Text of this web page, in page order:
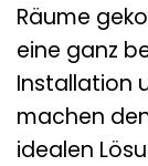
Räume
eine ganz
Installation
machen den
idealen